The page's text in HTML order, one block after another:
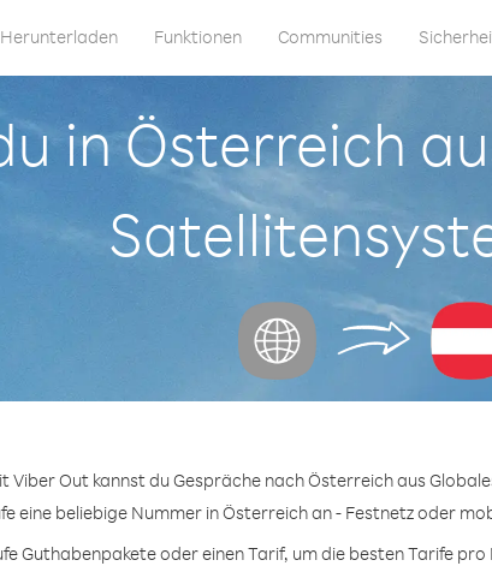
Herunterladen Funktionen Communities
in Österreich
Viber Out kannst du Gespräche nach Österreich aus
eine beliebige Nummer in Österreich an - Festnetz oder
Guthabenpakete oder einen Tarif, um die besten Tarife